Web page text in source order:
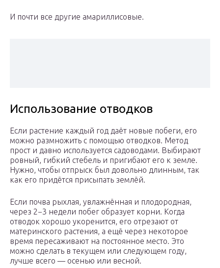
И почти все другие амариллисо­вые.
Использование отводков
Если растение каждый год даёт новые побеги, его
можно размножить с помощью отводков. Метод
прост и давно используется садоводами. Выбирают
ровный, гибкий стебель и пригибают его к земле.
Нужно, чтобы отпрыск был довольно длинным, так
как его придётся присыпать землёй.
Если почва рыхлая, увлажнённая и плодородная,
через 2−3 недели побег образует корни. Когда
отводок хорошо укоренится, его отрезают от
материнского растения, а ещё через некоторое
время пересаживают на постоянное место. Это
можно сделать в текущем или следующем году,
лучше всего — осенью или весной.